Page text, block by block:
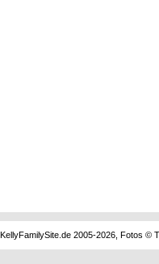
2005-2026, Fotos ©